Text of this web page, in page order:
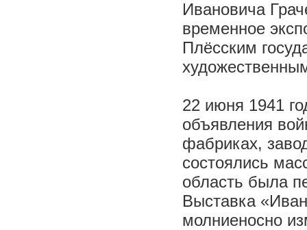
Ивановича
временное
Плёсским
22 июня 1941
объявления
фабриках,
состоялись
область была
Выставка
молниеносно